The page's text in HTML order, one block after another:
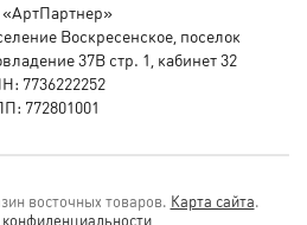
Воскресенское, поселок
37В стр. 1, кабинет 32
7736222252
772801001
восточных товаров. Карта сайта.